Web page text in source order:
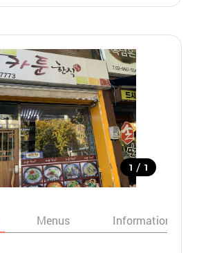
1 / 1
Menus Informations